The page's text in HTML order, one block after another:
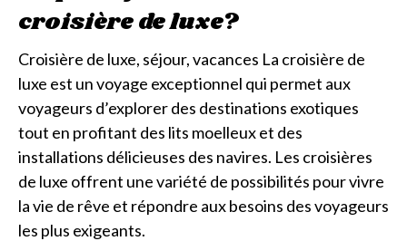
croisière de luxe?
Croisière de luxe, séjour, vacances La croisière de
luxe est un voyage exceptionnel qui permet aux
voyageurs d’explorer des destinations exotiques
tout en profitant des lits moelleux et des
installations délicieuses des navires. Les croisières
de luxe offrent une variété de possibilités pour vivre
la vie de rêve et répondre aux besoins des voyageurs
les plus exigeants.